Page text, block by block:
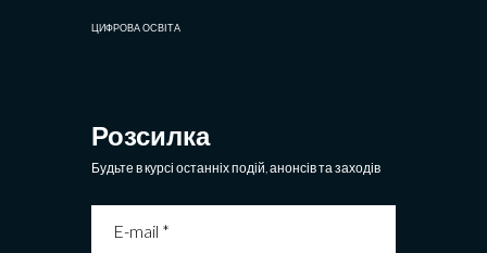
ЦИФРОВА ОСВІТА
Розсилка
Будьте в курсі останніх подій, анонсів та заходів